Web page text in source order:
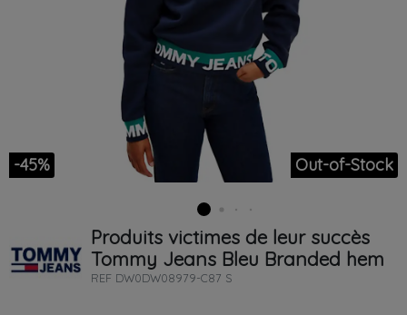
-45% Out-of-Stock
Produits victimes de leur succès
Tommy Jeans Bleu Branded hem
REF DW0DW08979-C87 S